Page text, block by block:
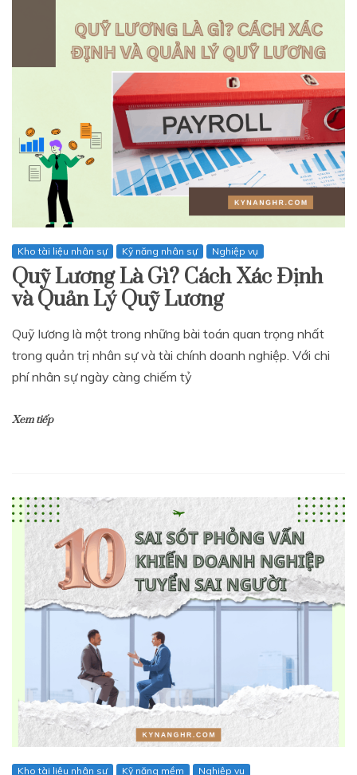
Kho tài liệu nhân sự Kỹ năng nhân sự Nghiệp vụ
Quỹ Lương Là Gì? Cách Xác Định
và Quản Lý Quỹ Lương
Quỹ lương là một trong những bài toán quan trọng nhất
trong quản trị nhân sự và tài chính doanh nghiệp. Với chi
phí nhân sự ngày càng chiếm tỷ
Xem tiếp
Kho tài liệu nhân sự Kỹ năng mềm Nghiệp vụ